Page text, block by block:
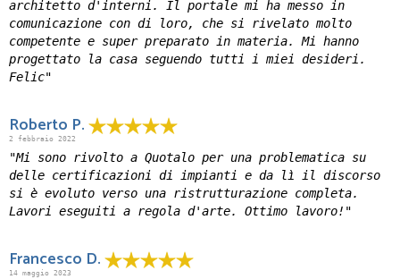
architetto d'interni. Il portale mi ha messo in
comunicazione con di loro, che si rivelato molto
competente e super preparato in materia. Mi hanno
progettato la casa seguendo tutti i miei desideri.
Felic"
Roberto P.
2 febbraio 2022
"Mi sono rivolto a Quotalo per una problematica su
delle certificazioni di impianti e da lì il discorso
si è evoluto verso una ristrutturazione completa.
Lavori eseguiti a regola d'arte. Ottimo lavoro!"
Francesco D.
14 maggio 2023